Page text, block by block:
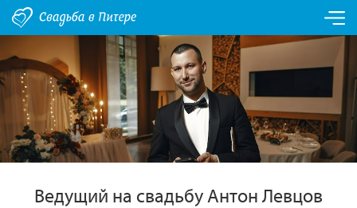
Ведущий на свадьбу Антон Левцов